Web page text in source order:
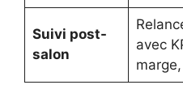
Suivi post-
salon
avec